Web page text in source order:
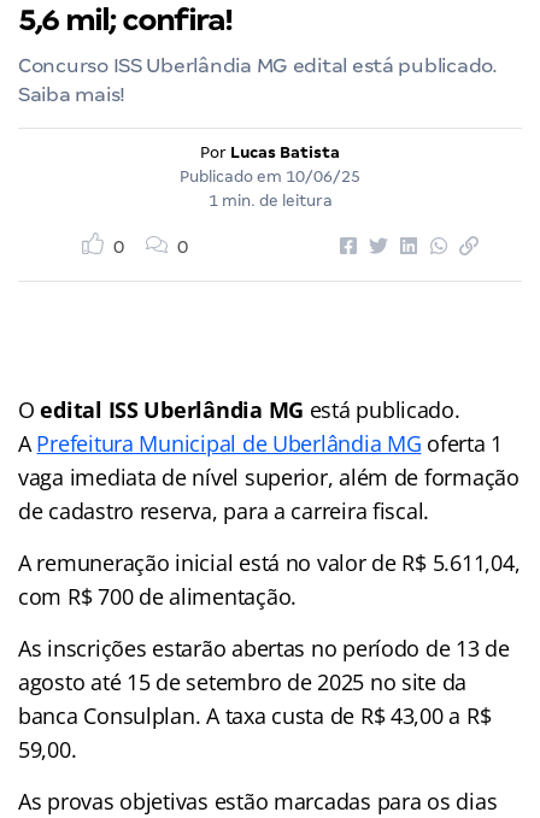
5,6 mil; confira!
Concurso ISS Uberlândia MG edital está publicado.
Saiba mais!
Por Lucas Batista
Publicado em 10/06/25
1 min. de leitura
0 0
Oedital ISS Uberlândia MG está publicado.
APrefeitura Municipal de Uberlândia MG oferta 1
vaga imediata de nível superior, além de formação
de cadastro reserva, para a carreira fiscal.
A remuneração inicial está no valor de R$ 5.611,04,
com R$ 700 de alimentação.
As inscrições estarão abertas no período de 13 de
agosto até 15 de setembro de 2025 no site da
banca Consulplan. A taxa custa de R$ 43,00 a R$
59,00.
As provas objetivas estão marcadas para os dias